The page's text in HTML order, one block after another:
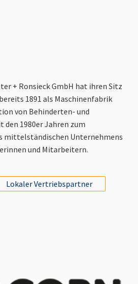
+ Ronsieck GmbH hat ihren Sitz
1891 als Maschinenfabrik
von Behinderten- und
1980er Jahren zum
mittelständischen Unternehmens
und Mitarbeitern.
Lokaler Vertriebspartner